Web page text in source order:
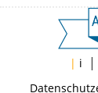
| i |